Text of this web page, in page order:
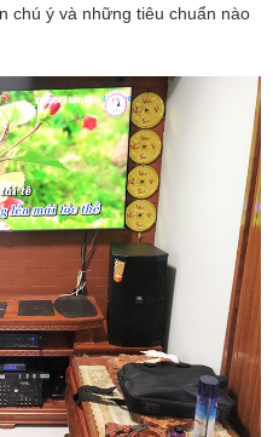
chú ý và những tiêu chuẩn nào